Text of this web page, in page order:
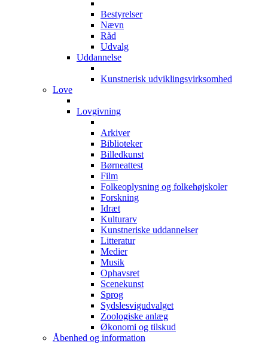
Bestyrelser
Nævn
Råd
Udvalg
Uddannelse
Kunstnerisk udviklingsvirksomhed
Love
Lovgivning
Arkiver
Biblioteker
Billedkunst
Børneattest
Film
Folkeoplysning og folkehøjskoler
Forskning
Idræt
Kulturarv
Kunstneriske uddannelser
Litteratur
Medier
Musik
Ophavsret
Scenekunst
Sprog
Sydslesvigudvalget
Zoologiske anlæg
Økonomi og tilskud
Åbenhed og information